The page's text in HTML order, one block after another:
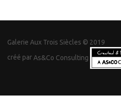
Galerie Aux Trois Siècles © 2019
créé par As&Co Consulting